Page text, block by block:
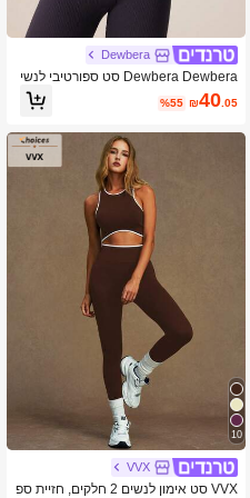
Dewbera
Dewbera Dewbera סט ספורטיבי לנשי
ם עם רוכסן בצבע אחיד קרופ טופ & חות
לות
₪40.05
%55
10
VVX
VVX סט אימון לנשים 2 חלקים, חזיית ספ